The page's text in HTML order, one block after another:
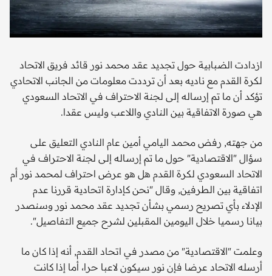
ازدادت الضبابية حول تجديد عقد محمد نور قائد فريق الاتحاد
لكرة القدم مع ناديه بعد أن ترددت معلومات من الجانب الاتحادي
تؤكد أن ما تم إرساله إلى لجنة الاحتراف في الاتحاد السعودي
هي صورة الاتفاقية بين النادي واللاعب وليس عقدا.
من جهته, رفض محمد اليامي أمين عام النادي التعليق على
سؤال "الاقتصادية" حول ما تم إرساله إلى لجنة الاحتراف في
الاتحاد السعودي لكرة القدم هل هو عرض احتراف لمحمد نور أم
اتفاقية بين الطرفين, وقال "نحن كإدارة اتحادية قررنا عدم
الإدلاء بأي تصريح رسمي بشأن تجديد عقد محمد نور وسنصدر
بيانا رسميا خلال اليومين المقبلين لشرح جميع التفاصيل".
وعلمت "الاقتصادية" من مصدر في اتحاد القدم, أنه إذا كان ما
أرسله الاتحاد عرضا فإن نور سيكون لاعبا حرا، أما إذا كانت